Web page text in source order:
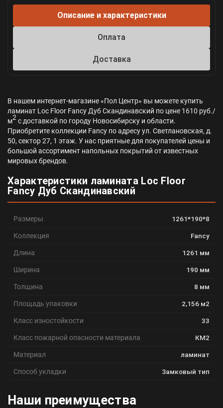
Описание и характеристики
Оплата
Доставка
В нашем интернет-магазине «Пол Центр» вы можете купить
ламинат Loc Floor Fancy Дуб Скандинавский по цене 1610 руб./
м2с доставкой по городу Новосибирску и области.
Приобретите коллекции Fancy по адресу ул. Светлановская, д.
50, сектор 27, 1 этаж. У нас приятные для покупателей цены и
большой ассортимент напольных покрытий от известных
мировых брендов.
Характеристики ламината Loc Floor
Fancy Дуб Скандинавский
Размеры 1261*190*8
Коллекция Fancy
Длина 1261 мм
Ширина 190 мм
Толщина 8 мм
Площадь упаковки 2,156 м2
Класс изностойкости 33
Класс пожарной опасности материала КМ2
Материал ламинат
Способ укладки Замковый тип
Наши преимущества